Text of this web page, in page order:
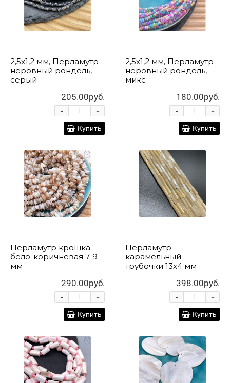
2,5x1,2 мм, Перламутр
неровный рондель,
серый
205.00руб.
+
-
Купить
2,5x1,2 мм, Перламутр
неровный рондель,
микс
180.00руб.
+
-
Купить
Перламутр крошка
бело-коричневая 7-9
мм
290.00руб.
+
-
Купить
Перламутр
карамельный
трубочки 13х4 мм
398.00руб.
+
-
Купить